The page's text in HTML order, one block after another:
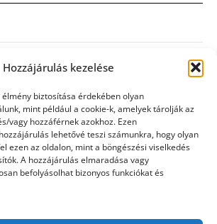
Hozzájárulás kezelése
biztosítása érdekében olyan
mint például a cookie-k, amelyek tárolják az
vagy hozzáférnek azokhoz. Ezen
lehetővé teszi számunkra, hogy olyan
ezen az oldalon, mint a böngészési viselkedés
A hozzájárulás elmaradása vagy
befolyásolhat bizonyos funkciókat és